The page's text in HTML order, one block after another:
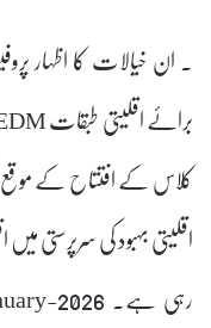
۔ ان خیالات کا اظہار
کلاس کے افتتاح کے موقع
اقلیتی بہبود کی سرپرستی